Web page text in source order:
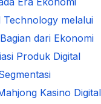
Technology melalui
dari Ekonomi
Produk Digital
Kasino Digital